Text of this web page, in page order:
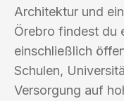
Architektur und
Örebro findest du
einschließlich
Schulen,
Versorgung auf